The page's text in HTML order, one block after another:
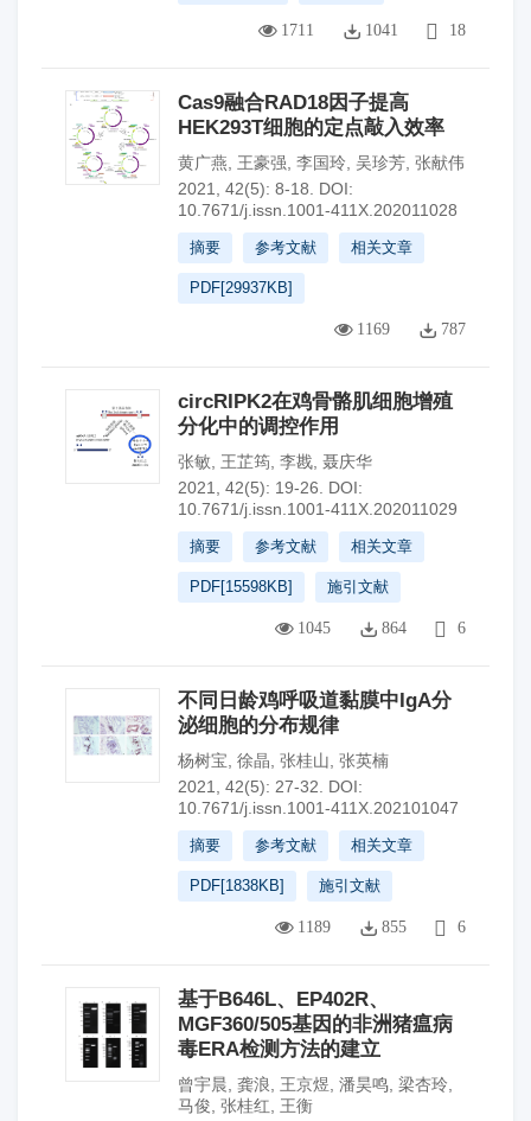
1711 1041 18
Cas9融合RAD18因子提高
HEK293T细胞的定点敲入效率
黄广燕 王豪强 李国玲 吴珍芳 张献伟
2021, 42(5): 8-18.
DOI:
10.7671/j.issn.1001-411X.202011028
摘要 参考文献 相关文章
PDF[29937KB]
1169 787
circRIPK2在鸡骨骼肌细胞增殖
分化中的调控作用
张敏 王芷筠 李戡 聂庆华
2021, 42(5): 19-26.
DOI:
10.7671/j.issn.1001-411X.202011029
摘要 参考文献 相关文章
PDF[15598KB] 施引文献
1045 864 6
不同日龄鸡呼吸道黏膜中IgA分
泌细胞的分布规律
杨树宝 徐晶 张桂山 张英楠
2021, 42(5): 27-32.
DOI:
10.7671/j.issn.1001-411X.202101047
摘要 参考文献 相关文章
PDF[1838KB] 施引文献
1189 855 6
基于B646L、EP402R、
MGF360/505基因的非洲猪瘟病
毒ERA检测方法的建立
曾宇晨 龚浪 王京煜 潘昊鸣 梁杏玲
马俊 张桂红
王衡